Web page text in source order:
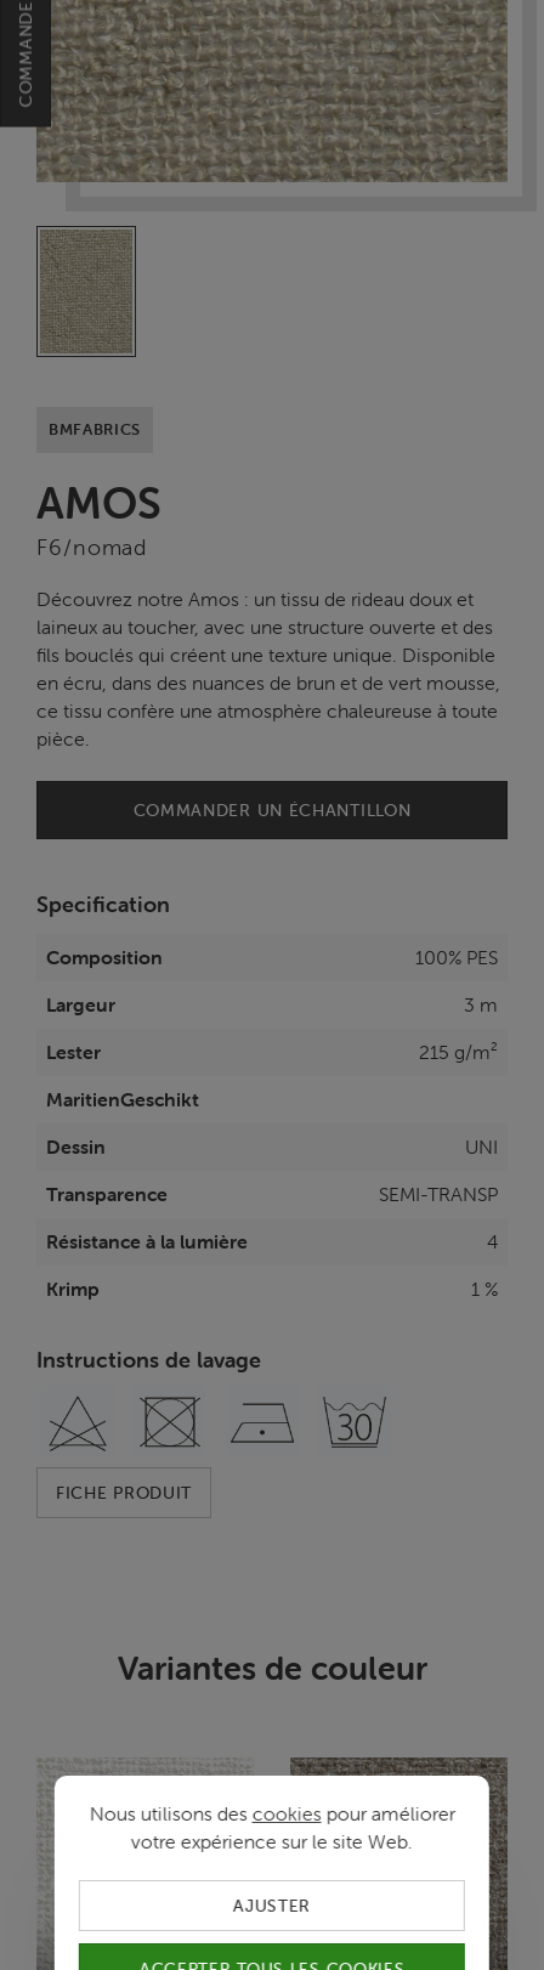
BMFABRICS
AMOS
F6/nomad
Découvrez notre Amos : un tissu de rideau doux et
laineux au toucher, avec une structure ouverte et des
fils bouclés qui créent une texture unique. Disponible
en écru, dans des nuances de brun et de vert mousse,
ce tissu confère une atmosphère chaleureuse à toute
pièce.
COMMANDER UN ÉCHANTILLON
Specification
Composition
100% PES
Largeur
3 m
Lester
215 g/m²
MaritienGeschikt
Dessin
UNI
Transparence
SEMI-TRANSP
Résistance à la lumière
4
Krimp
1 %
Instructions de lavage
FICHE PRODUIT
Variantes de couleur
Nous utilisons des cookiespour améliorer
votre expérience sur le site Web.
AJUSTER